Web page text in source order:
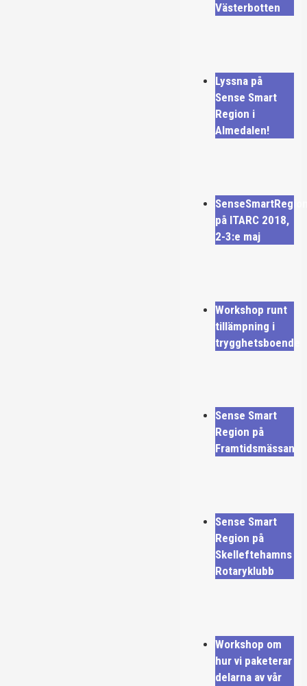
Västerbotten
Lyssna på
Sense Smart
Region i
Almedalen!
på ITARC 2018,
2-3:e maj
Workshop runt
tillämpning i
trygghetsboende
Sense Smart
Region på
Framtidsmässan
Sense Smart
Region på
Skelleftehamns
Rotaryklubb
Workshop om
hur vi paketerar
delarna av vår